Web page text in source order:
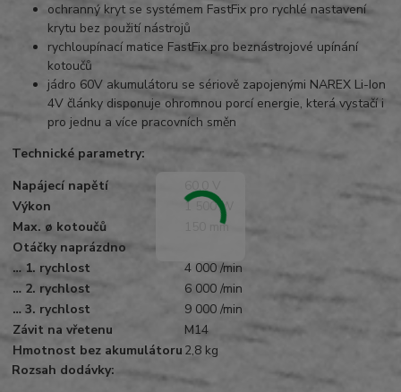
ochranný kryt se systémem FastFix pro rychlé nastavení
krytu bez použití nástrojů
rychloupínací matice FastFix pro beznástrojové upínání
kotoučů
jádro 60V akumulátoru se sériově zapojenými NAREX Li-Ion
4V články disponuje ohromnou porcí energie, která vystačí i
pro jednu a více pracovních směn
Technické parametry:
Napájecí napětí
60,0 V
Výkon
1 500 W
Max. ø kotoučů
150 mm
Otáčky naprázdno
… 1. rychlost
4 000 /min
… 2. rychlost
6 000 /min
… 3. rychlost
9 000 /min
Závit na vřetenu
M14
Hmotnost bez akumulátoru 2,8 kg
Rozsah dodávky: